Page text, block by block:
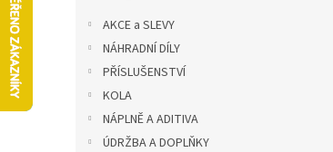
AKCE a SLEVY
NÁHRADNÍ DÍLY
PŘÍSLUŠENSTVÍ
KOLA
NÁPLNĚ A ADITIVA
ÚDRŽBA A DOPLŇKY